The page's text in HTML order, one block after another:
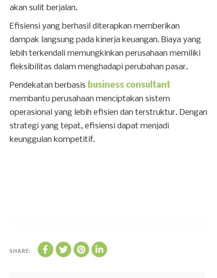
akan sulit berjalan.
Efisiensi yang berhasil diterapkan memberikan
dampak langsung pada kinerja keuangan. Biaya yang
lebih terkendali memungkinkan perusahaan memiliki
fleksibilitas dalam menghadapi perubahan pasar.
Pendekatan berbasis business consultant
membantu perusahaan menciptakan sistem
operasional yang lebih efisien dan terstruktur. Dengan
strategi yang tepat, efisiensi dapat menjadi
keunggulan kompetitif.
SHARE: